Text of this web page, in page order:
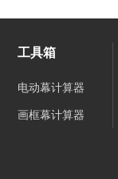
工具箱
电动幕计算器
画框幕计算器